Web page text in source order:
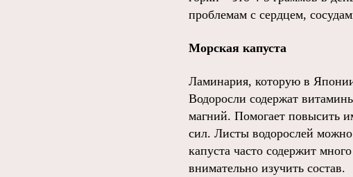
проблемам с сердцем,
Морская капуста
Ламинария, которую в
Водоросли содержат
магний. Помогает повысить
сил. Листы водорослей
капуста часто содержит
внимательно изучить состав.